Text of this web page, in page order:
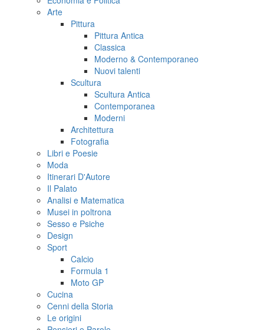
Arte
Pittura
Pittura Antica
Classica
Moderno & Contemporaneo
Nuovi talenti
Scultura
Scultura Antica
Contemporanea
Moderni
Architettura
Fotografia
Libri e Poesie
Moda
Itinerari D'Autore
Il Palato
Analisi e Matematica
Musei in poltrona
Sesso e Psiche
Design
Sport
Calcio
Formula 1
Moto GP
Cucina
Cenni della Storia
Le origini